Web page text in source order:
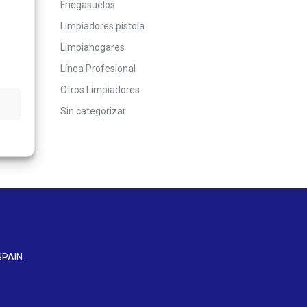
Friegasuelos
Limpiadores pistola
Limpiahogares
Línea Profesional
Otros Limpiadores
Sin categorizar